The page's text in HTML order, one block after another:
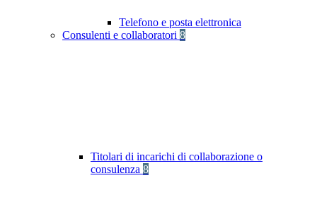
Telefono e posta elettronica
Consulenti e collaboratori 8
Titolari di incarichi di collaborazione o
consulenza 8